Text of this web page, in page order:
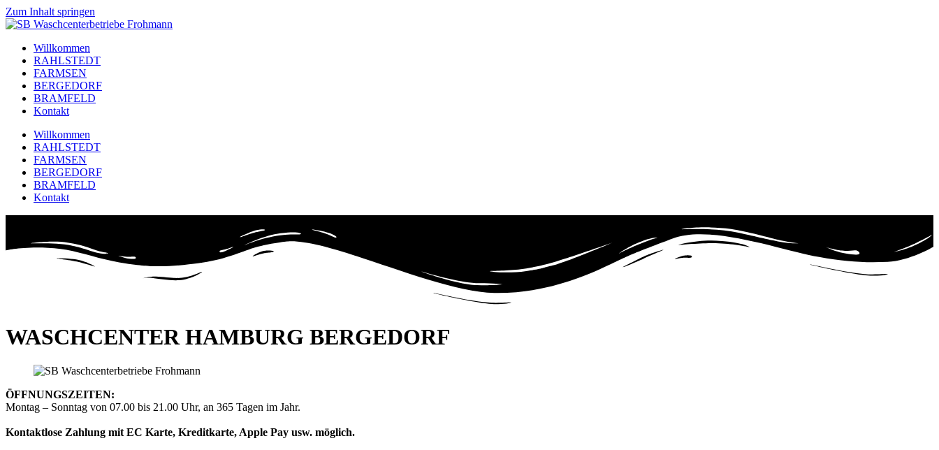
Zum Inhalt springen
Willkommen
RAHLSTEDT
FARMSEN
BERGEDORF
BRAMFELD
Kontakt
Willkommen
RAHLSTEDT
FARMSEN
BERGEDORF
BRAMFELD
Kontakt
WASCHCENTER HAMBURG BERGEDORF
ÖFFNUNGSZEITEN:
Montag – Sonntag von 07.00 bis 21.00 Uhr, an 365 Tagen im Jahr.
Kontaktlose Zahlung mit EC Karte, Kreditkarte, Apple Pay usw. möglich.